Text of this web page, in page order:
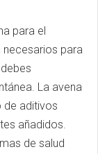
para el
necesarios para
La avena
de aditivos
añadidos.
de salud